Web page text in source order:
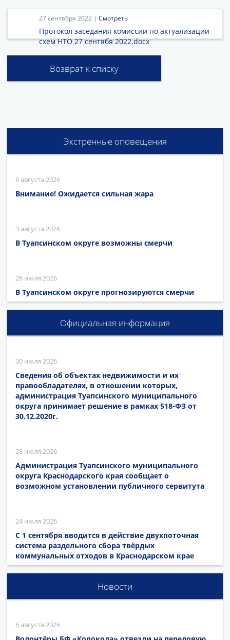
27 сентября 2022 | Смотреть
Протокол заседания комиссии по актуализации
схем НТО 27 сентябя 2022.docx
Возврат к списку
Экстренные оповещения
6 августа 2026
Внимание! Ожидается сильная жара
3 августа 2026
В Туапсинском округе возможны смерчи
28 июля 2026
В Туапсинском округе прогнозируются смерчи
Официальная информация
30 июля 2026
Сведения об объектах недвижимости и их
правообладателях, в отношении которых,
администрация Туапсинского муниципального
округа принимает решение в рамках 518-ФЗ от
30.12.2020г.
28 июля 2026
Администрация Туапсинского муниципального
округа Краснодарского края сообщает о
возможном установлении публичного сервитута
24 июля 2026
С 1 сентября вводится в действие двухпоточная
система раздельного сбора твёрдых
коммунальных отходов в Краснодарском крае
Новости
6 августа 2026